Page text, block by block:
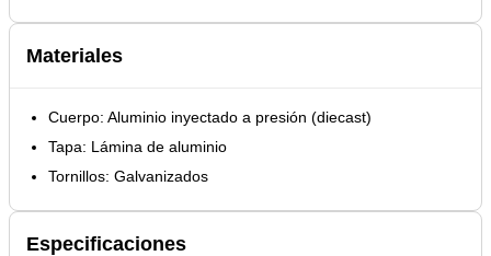
Materiales
Cuerpo: Aluminio inyectado a presión (diecast)
Tapa: Lámina de aluminio
Tornillos: Galvanizados
Especificaciones